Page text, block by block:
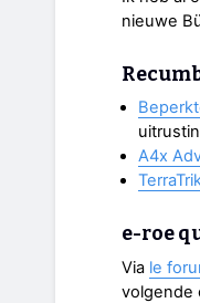
nieuwe
A4x
e-roe
Via le
volgende